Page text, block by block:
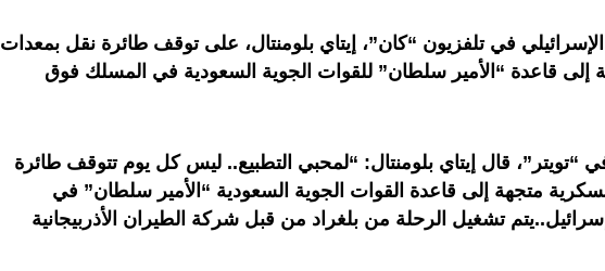
في تلفزيون “كان”، إيتاي بلومنتال، على توقف طائرة نقل بمعدات
إلى قاعدة “الأمير سلطان” للقوات الجوية السعودية في المسلك فوق
“تويتر”، قال إيتاي بلومنتال: “لمحبي التطبيع.. ليس كل يوم تتوقف طائرة
متجهة إلى قاعدة القوات الجوية السعودية “الأمير سلطان” في
تشغيل الرحلة من بلغراد من قبل شركة الطيران الأذربيجانية